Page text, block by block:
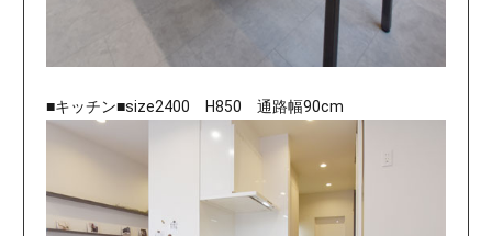
■キッチン■size2400 H850 通路幅90cm